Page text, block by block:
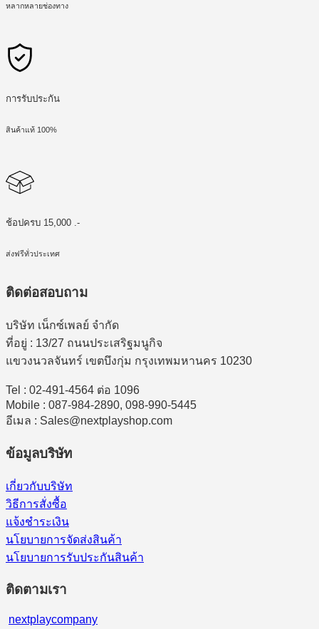
หลากหลายช่องทาง
การรับประกัน
สินค้าแท้ 100%
ช้อปครบ 15,000 .-
ส่งฟรีทั่วประเทศ
ติดต่อสอบถาม
บริษัท เน็กซ์เพลย์ จำกัด
ที่อยู่ : 13/27 ถนนประเสริฐมนูกิจ
แขวงนวลจันทร์ เขตบึงกุ่ม กรุงเทพมหานคร 10230
Tel : 02-491-4564 ต่อ 1096
Mobile : 087-984-2890, 098-990-5445
อีเมล : Sales@nextplayshop.com
ข้อมูลบริษัท
เกี่ยวกับบริษัท
วิธีการสั่งซื้อ
แจ้งชำระเงิน
นโยบายการจัดส่งสินค้า
นโยบายการรับประกันสินค้า
ติดตามเรา
nextplaycompany